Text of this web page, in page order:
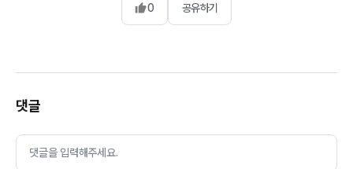
0 공유하기
댓글
댓글을 입력해주세요.